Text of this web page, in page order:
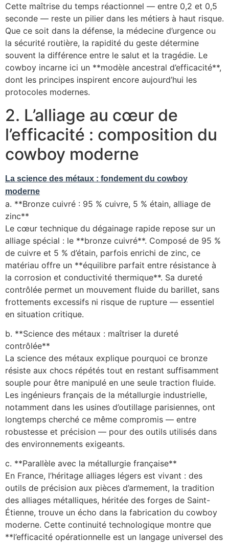
Cette maîtrise du temps réactionnel — entre 0,2 et 0,5
seconde — reste un pilier dans les métiers à haut risque.
Que ce soit dans la défense, la médecine d’urgence ou
la sécurité routière, la rapidité du geste détermine
souvent la différence entre le salut et la tragédie. Le
cowboy incarne ici un **modèle ancestral d’efficacité**,
dont les principes inspirent encore aujourd’hui les
protocoles modernes.
2. L’alliage au cœur de
l’efficacité : composition du
cowboy moderne
La science des métaux : fondement du cowboy
moderne
a. **Bronze cuivré : 95 % cuivre, 5 % étain, alliage de
zinc**
Le cœur technique du dégainage rapide repose sur un
alliage spécial : le **bronze cuivré**. Composé de 95 %
de cuivre et 5 % d’étain, parfois enrichi de zinc, ce
matériau offre un **équilibre parfait entre résistance à
la corrosion et conductivité thermique**. Sa dureté
contrôlée permet un mouvement fluide du barillet, sans
frottements excessifs ni risque de rupture — essentiel
en situation critique.
b. **Science des métaux : maîtriser la dureté
contrôlée**
La science des métaux explique pourquoi ce bronze
résiste aux chocs répétés tout en restant suffisamment
souple pour être manipulé en une seule traction fluide.
Les ingénieurs français de la métallurgie industrielle,
notamment dans les usines d’outillage parisiennes, ont
longtemps cherché ce même compromis — entre
robustesse et précision — pour des outils utilisés dans
des environnements exigeants.
c. **Parallèle avec la métallurgie française**
En France, l’héritage alliages légers est vivant : des
outils de précision aux pièces d’armement, la tradition
des alliages métalliques, héritée des forges de Saint-
Étienne, trouve un écho dans la fabrication du cowboy
moderne. Cette continuité technologique montre que
**l’efficacité opérationnelle est un langage universel des